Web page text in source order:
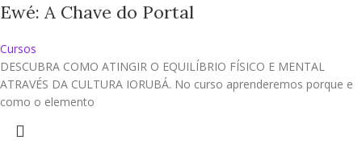
Ewé: A Chave do Portal
Cursos
DESCUBRA COMO ATINGIR O EQUILÍBRIO FÍSICO E MENTAL
ATRAVÉS DA CULTURA IORUBÁ. No curso aprenderemos porque e
como o elemento